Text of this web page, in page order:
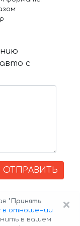
с
ОТПРАВИТЬ
×
"Принять
в отношении
в вашем